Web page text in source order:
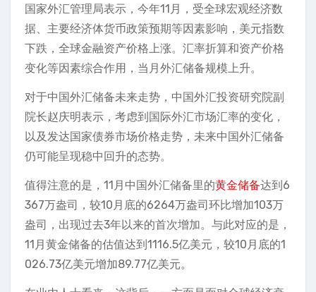
国家外汇管理局表示，今年11月，受全球宏观经济数
据、主要经济体货币政策预期等因素影响，美元指数
下跌，全球金融资产价格上涨。汇率折算和资产价格
变化等因素综合作用，当月外汇储备规模上升。
对于中国外汇储备未来走势，中国外汇投资研究院副
院长赵庆明表示，考虑到国际外汇市场汇率的变化，
以及发达国家债券市场价格走势，未来中国外汇储备
仍可能呈现稳中回升的态势。
值得注意的是，11月中国外汇储备里的黄金储备达到6
367万盎司，较10月底的6264万盎司环比增加103万
盎司，出现过去3年以来的首次增加。与此对应的是，
11月黄金储备的估值达到1116.5亿美元，较10月底的1
026.73亿美元增加89.77亿美元。